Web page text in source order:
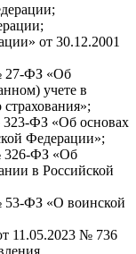
от 30.12.2001
27-ФЗ «Об
учете в
323-ФЗ «Об основах
Федерации»;
326-ФЗ «Об
в Российской
53-ФЗ «О воинской
11.05.2023 № 736